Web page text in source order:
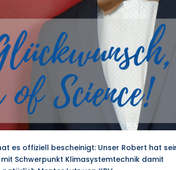
es offiziell bescheinigt: Unser Robert hat
Schwerpunkt Klimasystemtechnik damit